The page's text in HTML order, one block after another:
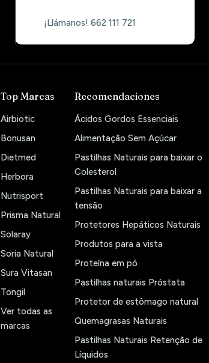
¡Llámanos! 662 111 721
Top Marcas
Airbiotic
Bonusan
Dietmed
Herbora
Nutrisport
Prisma Natural
Solaray
Soria Natural
Sura Vitasan
Tongil
Ver todas as
marcas
Recomendaciones
Ácidos Gordos Essenciais
Alimentação Sem Açúcar
Pastilhas Naturais para baixar o
Colesterol
Pastilhas Naturais para baixar a
tensão
Protetores Hepáticos Naturais
Produtos para a vista
Proteína em pó
Pastilhas naturais Próstata
Protetor de estômago natural
Quemagrasas Naturais
Pastilhas Naturais Retenção de
Líquidos